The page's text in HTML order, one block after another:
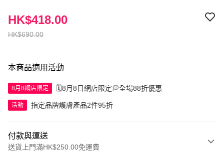
HK$690.00
HK$418.00
本商品適用活動
8月8網店限定 🗓️8月8日網店限定💭全場88折優惠
活動 指定品牌護膚產品2件95折
付款與運送
送貨上門滿HK$250.00免運費